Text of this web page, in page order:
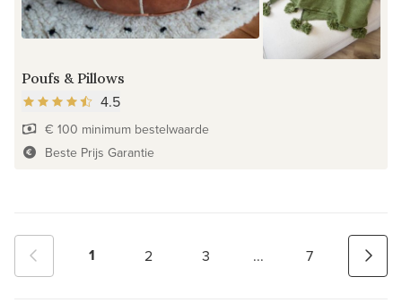
Poufs & Pillows
4.5
€ 100 minimum bestelwaarde
Beste Prijs Garantie
1 2 3 ... 7